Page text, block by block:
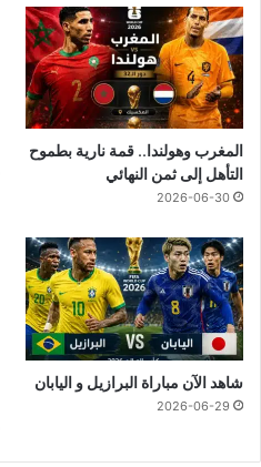
المغرب وهولندا.. قمة نارية بطموح
التأهل إلى ثمن النهائي
2026-06-30
شاهد الآن مباراة البرازيل و اليابان
2026-06-29